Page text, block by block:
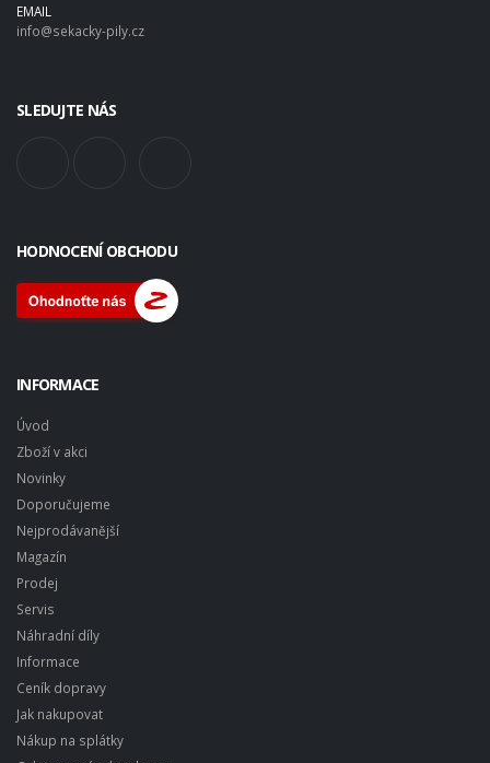
EMAIL
info@sekacky-pily.cz
SLEDUJTE NÁS
HODNOCENÍ OBCHODU
INFORMACE
Úvod
Zboží v akci
Novinky
Doporučujeme
Nejprodávanější
Magazín
Prodej
Servis
Náhradní díly
Informace
Ceník dopravy
Jak nakupovat
Nákup na splátky